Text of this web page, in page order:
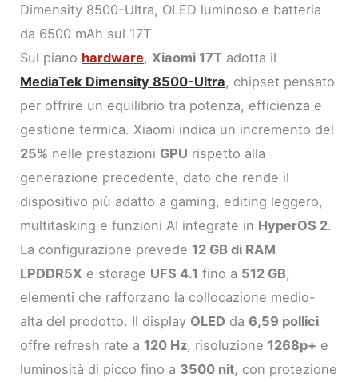
Dimensity 8500-Ultra, OLED luminoso e batteria
da 6500 mAh sul 17T
Sul piano hardware, Xiaomi 17T adotta il
MediaTek Dimensity 8500-Ultra, chipset pensato
per offrire un equilibrio tra potenza, efficienza e
gestione termica. Xiaomi indica un incremento del
25% nelle prestazioni GPU rispetto alla
generazione precedente, dato che rende il
dispositivo più adatto a gaming, editing leggero,
multitasking e funzioni AI integrate in HyperOS 2.
La configurazione prevede 12 GB di RAM
LPDDR5X e storage UFS 4.1 fino a 512 GB,
elementi che rafforzano la collocazione medio-
alta del prodotto. Il display OLED da6,59 pollici
offre refresh rate a 120 Hz, risoluzione 1268p+ e
luminosità di picco fino a 3500 nit, con protezione